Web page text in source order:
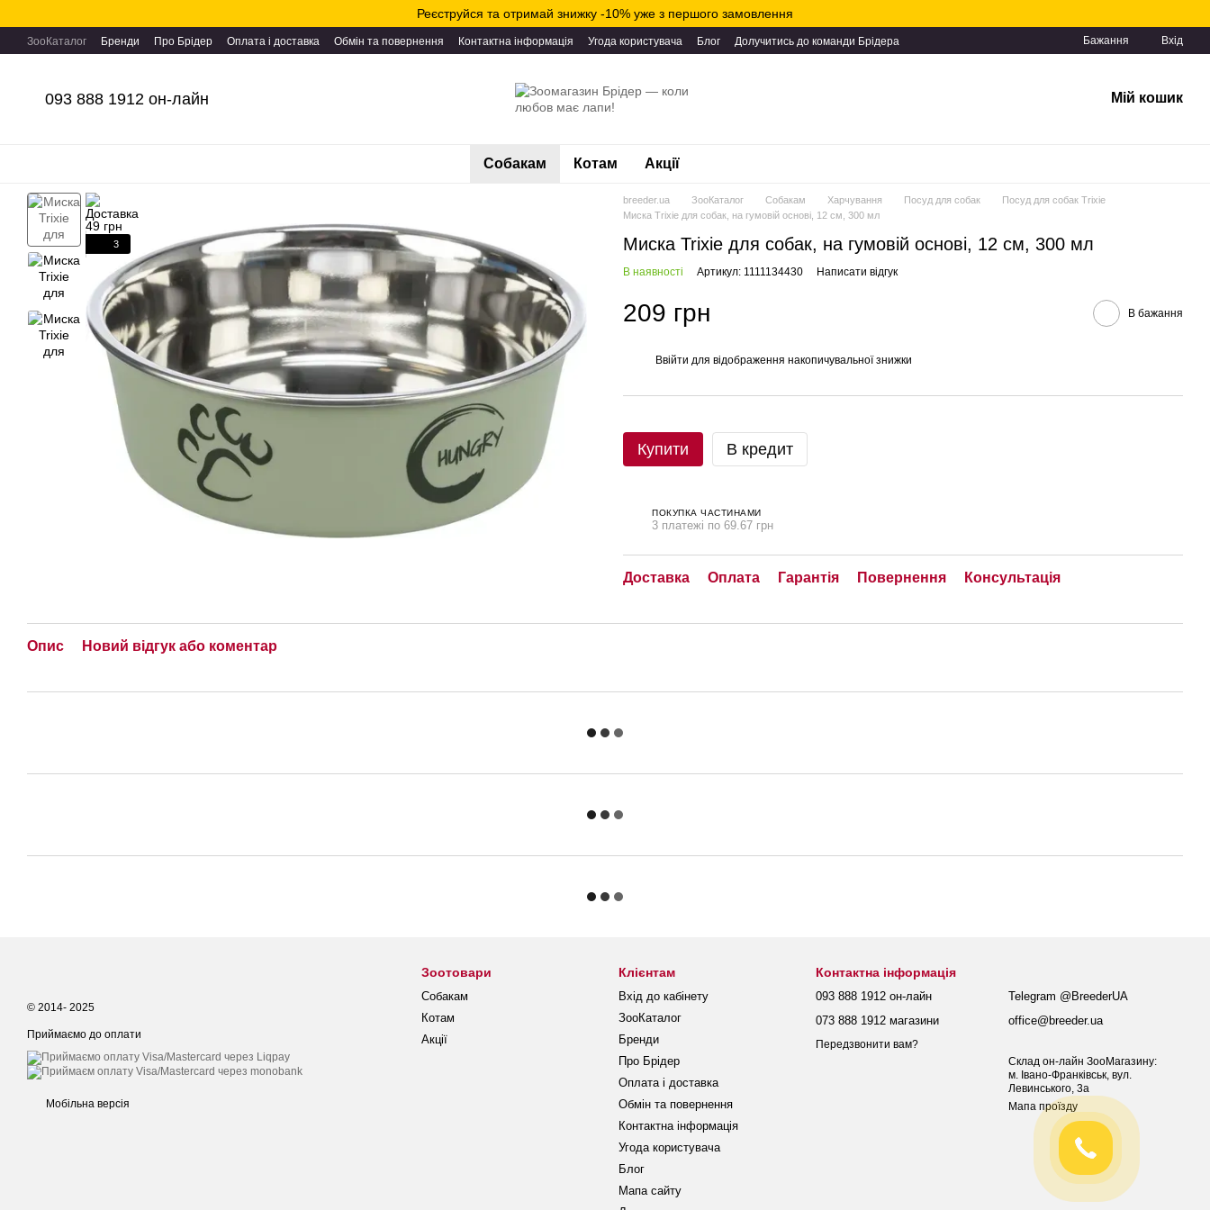
Реєструйся та отримай знижку -10% уже з першого замовлення
ЗооКаталог Бренди Про Брідер Оплата і доставка Обмін та повернення Контактна інформація Угода користувача Блог Долучитись до команди Брідера Бажання Вхід
093 888 1912 он-лайн Мій кошик
Собакам Котам Акції
3
breeder.ua ЗооКаталог Собакам Харчування Посуд для собак
Посуд для собак Trixie
Миска Trixie для собак, на гумовій основі, 12 см, 300 мл
Миска Trixie для собак, на гумовій основі, 12 см, 300 мл
В наявності Артикул: 1111134430 Написати відгук
209 грн В бажання
Ввійти для відображення накопичувальної знижки
Купити В кредит
ПОКУПКА ЧАСТИНАМИ
3 платежі по 69.67 грн
Доставка Оплата Гарантія Повернення Консультація
Опис Новий відгук або коментар
© 2014- 2025
Приймаємо до оплати
Мобільна версія
Зоотовари
Собакам
Котам
Акції
Клієнтам
Вхід до кабінету
ЗооКаталог
Бренди
Про Брідер
Оплата і доставка
Обмін та повернення
Контактна інформація
Угода користувача
Блог
Мапа сайту
Контактна інформація
093 888 1912 он-лайн
073 888 1912 магазини
Передзвонити вам?
Telegram @BreederUA
office@breeder.ua
Склад он-лайн ЗооМагазину:
м. Івано-Франківськ, вул.
Левинського, 3а
Мапа проїзду